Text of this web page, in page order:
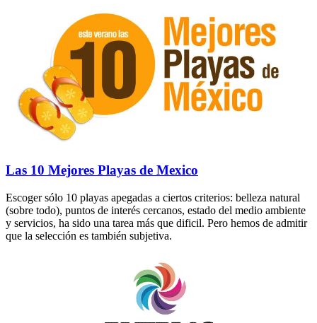
Las 10 Mejores Playas de Mexico
Escoger sólo 10 playas apegadas a ciertos criterios: belleza natural
(sobre todo), puntos de interés cercanos, estado del medio ambiente
y servicios, ha sido una tarea más que dificil. Pero hemos de admitir
que la selección es también subjetiva.